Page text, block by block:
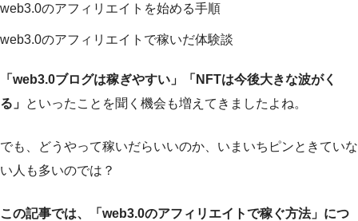
web3.0のアフィリエイトを始める手順
web3.0のアフィリエイトで稼いだ体験談
「web3.0ブログは稼ぎやすい」「NFTは今後大きな波がく
る」 といったことを聞く機会も増えてきましたよね。
でも、どうやって稼いだらいいのか、いまいちピンときていな
い人も多いのでは？
この記事では、「web3.0のアフィリエイトで稼ぐ方法」につ